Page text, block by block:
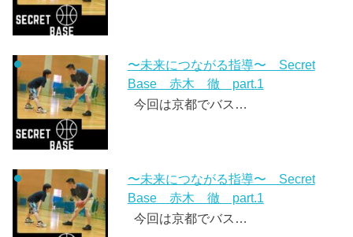
〜未来につながる指導〜 Secret
Base 赤木 徹 part.1
今回は京都でバス…
〜未来につながる指導〜 Secret
Base 赤木 徹 part.1
今回は京都でバス…